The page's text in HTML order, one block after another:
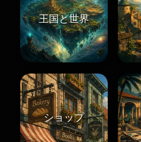
王国と世界
ショップ